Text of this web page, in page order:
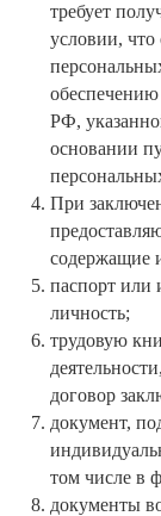
требует
условии,
обеспечению
РФ,
основании
При
содержащие
паспорт или
личность;
трудовую
договор
документ,
том числе в
документы